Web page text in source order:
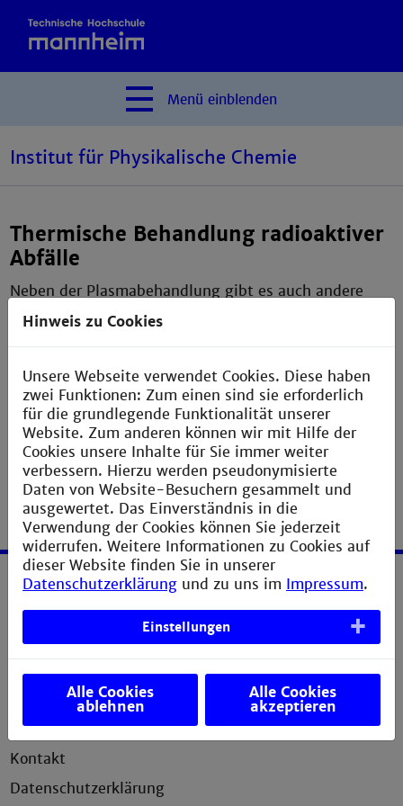
Menü einblenden
Institut für Physikalische Chemie
Thermische Behandlung radioaktiver
Abfälle
Neben der Plasmabehandlung gibt es auch andere
thermische Verfahren zur Behandlung spezieller
radioaktiver Abfälle. Diese Techniken wollen wir in
Hierzu wurden uns vom Kooperationspartner spezielle
Geräte zur Verfügung gestellt.
Impressum
Erklärung zur Barrierefreiheit
Sitemap
Anfahrt
Kontakt
Datenschutzerklärung
Hinweis zu Cookies
Unsere Webseite verwendet Cookies. Diese haben
zwei Funktionen: Zum einen sind sie erforderlich
für die grundlegende Funktionalität unserer
Website. Zum anderen können wir mit Hilfe der
Cookies unsere Inhalte für Sie immer weiter
verbessern. Hierzu werden pseudonymisierte
Daten von Website-Besuchern gesammelt und
ausgewertet. Das Einverständnis in die
Verwendung der Cookies können Sie jederzeit
widerrufen. Weitere Informationen zu Cookies auf
dieser Website finden Sie in unserer
Datenschutzerklärung und zu uns im Impressum.
Einstellungen
Alle Cookies
ablehnen
Alle Cookies
akzeptieren